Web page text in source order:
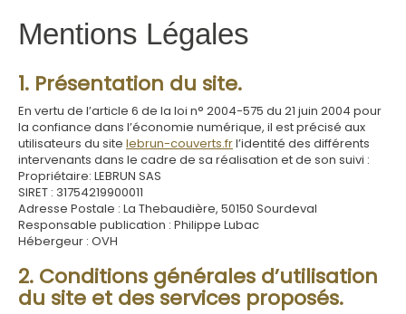
Mentions Légales
1. Présentation du site.
En vertu de l’article 6 de la loi n° 2004-575 du 21 juin 2004 pour
la confiance dans l’économie numérique, il est précisé aux
utilisateurs du site lebrun-couverts.frl’identité des différents
intervenants dans le cadre de sa réalisation et de son suivi :
Propriétaire: LEBRUN SAS
SIRET : 31754219900011
Adresse Postale : La Thebaudière, 50150 Sourdeval
Responsable publication : Philippe Lubac
Hébergeur : OVH
2. Conditions générales d’utilisation
du site et des services proposés.